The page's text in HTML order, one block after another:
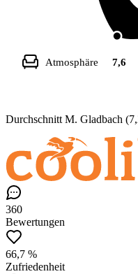
Atmosphäre 7,6
Durchschnitt M. Gladbach
360
Bewertungen
66,7 %
Zufriedenheit